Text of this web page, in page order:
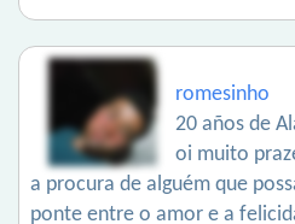
romesinho
20 años de
oi muito
a procura de alguém que
ponte entre o amor e a